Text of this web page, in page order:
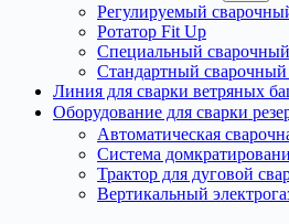
Регулируемый
Ротатор Fit Up
Специальный
Стандартный сварочный
Линия для сварки ветряных
Оборудование для сварки
Автоматическая
Система
Трактор для дуговой
Вертикальный